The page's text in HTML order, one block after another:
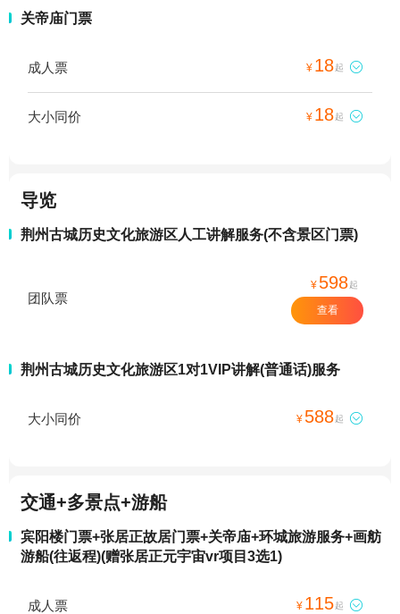
关帝庙门票
成人票 ¥ 18起 
大小同价 ¥ 18起 
导览
荆州古城历史文化旅游区人工讲解服务(不含景区门票)
团队票
¥ 598起
查看
荆州古城历史文化旅游区1对1VIP讲解(普通话)服务
大小同价 ¥ 588起 
交通+多景点+游船
宾阳楼门票+张居正故居门票+关帝庙+环城旅游服务+画舫
游船(往返程)(赠张居正元宇宙vr项目3选1)
成人票 ¥ 115起 